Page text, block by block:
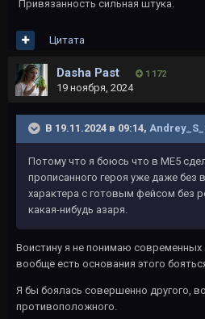
Привязанность сильная штука.
Цитата
Dasha Past 1 172
19 ноября, 2024
В 19.11.2024 в 09:14,
Потому что я боюсь что в МЕ5
прописанного героя уже даже без
характера с готовым фейсом без
какая-нибудь азаря.
Воистину я не понимаю
вообще есть основания этого
Я бы боялась совершенно другого,
противоположного.